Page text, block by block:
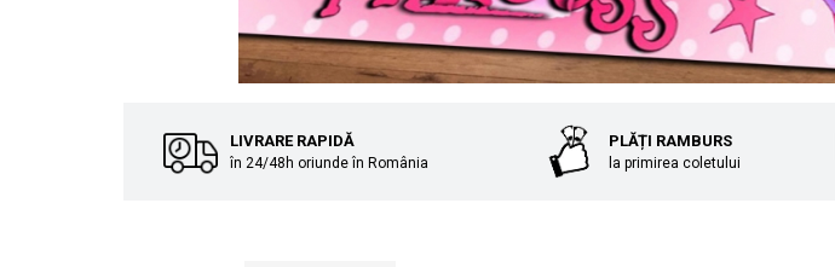
LIVRARE RAPIDĂ
în 24/48h oriunde în România
PLĂȚI RAMBURS
la primirea coletului